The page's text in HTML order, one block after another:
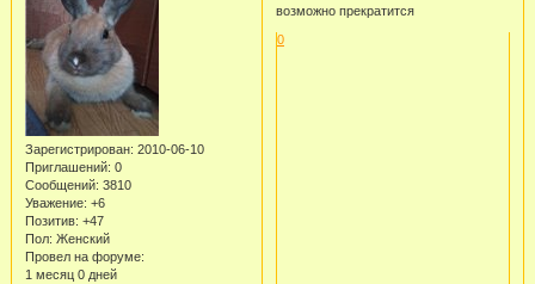
Зарегистрирован: 2010-06-10
Приглашений: 0
Сообщений: 3810
Уважение: +6
Позитив: +47
Пол: Женский
Провел на форуме:
1 месяц 0 дней
возможно прекратится
0